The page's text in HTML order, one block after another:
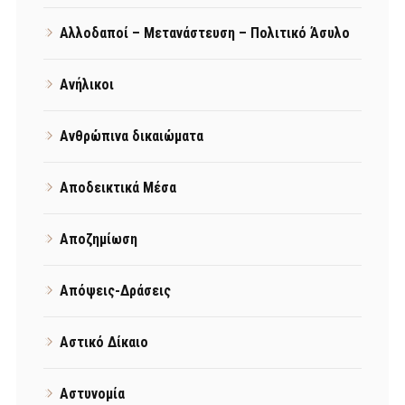
Αλλοδαποί – Μετανάστευση – Πολιτικό Άσυλο
Ανήλικοι
Ανθρώπινα δικαιώματα
Αποδεικτικά Μέσα
Αποζημίωση
Απόψεις-Δράσεις
Αστικό Δίκαιο
Αστυνομία